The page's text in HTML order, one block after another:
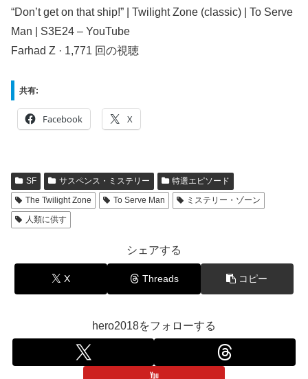
“Don’t get on that ship!” | Twilight Zone (classic) | To Serve
Man | S3E24 – YouTube
Farhad Z · 1,771 回の視聴
共有:
Facebook X
SF サスペンス・ミステリー
特選エピソード
The Twilight Zone
To Serve Man
ミステリー・ゾーン
人類に供す
シェアする
X Threads コピー
hero2018をフォローする